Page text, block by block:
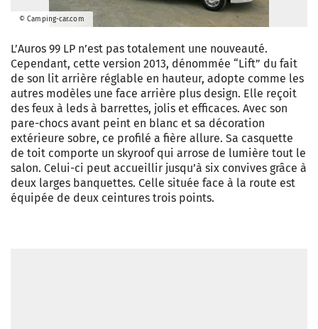
© Camping-car.com
L’Auros 99 LP n’est pas totalement une nouveauté.
Cependant, cette version 2013, dénommée “Lift” du fait
de son lit arrière réglable en hauteur, adopte comme les
autres modèles une face arrière plus design. Elle reçoit
des feux à leds à barrettes, jolis et efficaces. Avec son
pare-chocs avant peint en blanc et sa décoration
extérieure sobre, ce profilé a fière allure. Sa casquette
de toit comporte un skyroof qui arrose de lumière tout le
salon. Celui-ci peut accueillir jusqu’à six convives grâce à
deux larges banquettes. Celle située face à la route est
équipée de deux ceintures trois points.